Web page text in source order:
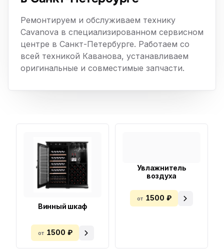
Ремонтируем и обслуживаем технику
Cavanova в специализированном сервисном
центре в Санкт-Петербурге. Работаем со
всей техникой Каванова, устанавливаем
оригинальные и совместимые запчасти.
Винный шкаф
от 1500 ₽
Увлажнитель
воздуха
от 1500 ₽